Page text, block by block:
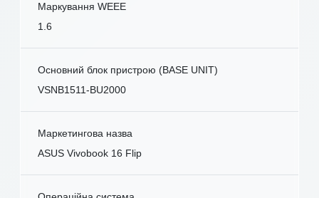
Маркування WEEE
1.6
Основний блок пристрою (BASE UNIT)
VSNB1511-BU2000
Маркетингова назва
ASUS Vivobook 16 Flip